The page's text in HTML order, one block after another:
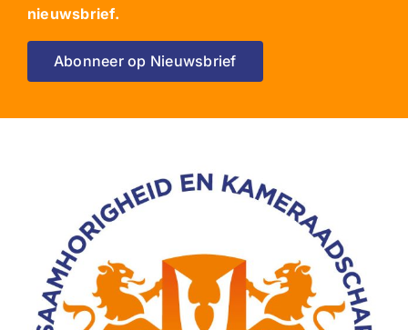
nieuwsbrief.
Abonneer op Nieuwsbrief